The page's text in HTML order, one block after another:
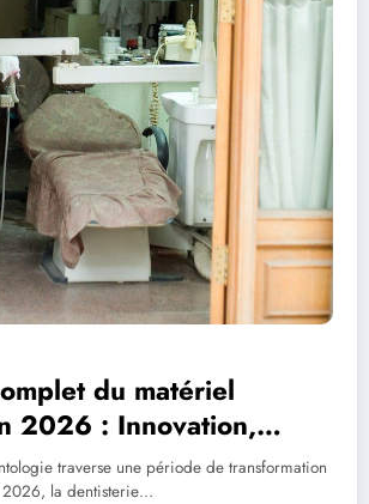
du matériel
2026 : Innovation,
et sécurité
traverse une période de transformation
2026, la dentisterie…